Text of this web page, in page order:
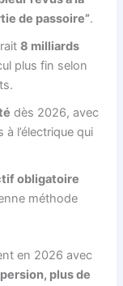
de passoire”.
8 milliards
plus fin selon
dès 2026, avec
à l’électrique qui
obligatoire
méthode
en 2026 avec
plus de